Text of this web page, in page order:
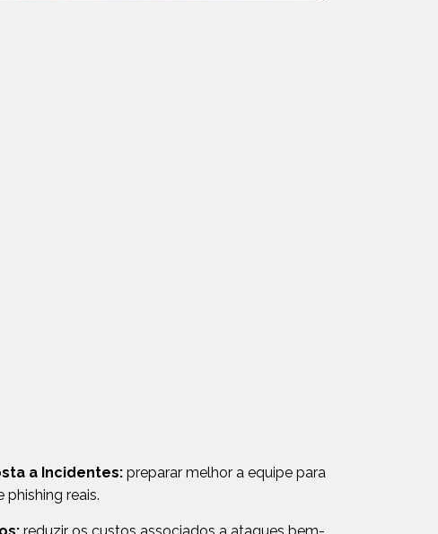
a Incidentes: preparar melhor a equipe para
reais.